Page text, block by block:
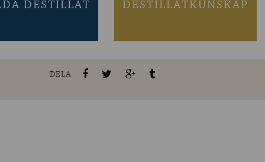
DESTILLAT DESTILLATKUNSKAP
DELA